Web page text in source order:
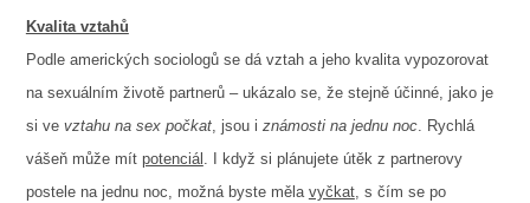
Kvalita vztahů
Podle amerických sociologů se dá vztah a jeho kvalita vypozorovat
na sexuálním životě partnerů – ukázalo se, že stejně účinné, jako je
si ve vztahu na sex počkat, jsou i známosti na jednu noc. Rychlá
vášeň může mít potenciál . I když si plánujete útěk z partnerovy
postele na jednu noc, možná byste měla vyčkat, s čím se po